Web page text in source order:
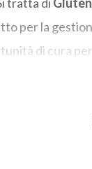
per la
di cura